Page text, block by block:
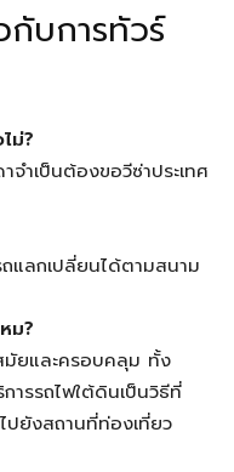
บการทัวร์
ม่?
ำเป็นต้องขอวีซ่าประเทศ
แลกเปลี่ยนได้ตามสนาม
ม?
มัยและครอบคลุม ทั้ง
ารรถไฟใต้ดินเป็นวิธีที่
ปยังสถานที่ท่องเที่ยว